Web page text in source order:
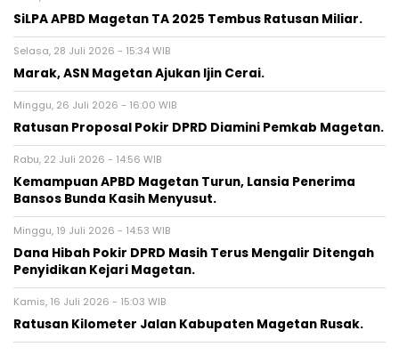
SiLPA APBD Magetan TA 2025 Tembus Ratusan Miliar.
Selasa, 28 Juli 2026 - 15:34 WIB
Marak, ASN Magetan Ajukan Ijin Cerai.
Minggu, 26 Juli 2026 - 16:00 WIB
Ratusan Proposal Pokir DPRD Diamini Pemkab Magetan.
Rabu, 22 Juli 2026 - 14:56 WIB
Kemampuan APBD Magetan Turun, Lansia Penerima
Bansos Bunda Kasih Menyusut.
Minggu, 19 Juli 2026 - 14:53 WIB
Dana Hibah Pokir DPRD Masih Terus Mengalir Ditengah
Penyidikan Kejari Magetan.
Kamis, 16 Juli 2026 - 15:03 WIB
Ratusan Kilometer Jalan Kabupaten Magetan Rusak.